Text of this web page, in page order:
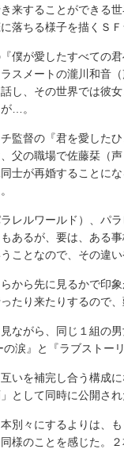
来することができる
落ちる様子を描くＳＦ
僕が愛したすべての
スメートの瀧川和音
し、その世界では彼
…。
監督の『君を愛した
、父の職場で佐藤栞（
士が再婚することに
レルワールド）、パ
あるが、要は、ある
ことなので、その違
から先に見るかで印
たり来たりするので
ながら、同じ１組の
涙』と『ラブストー
いを補完し合う構成
として同時に公開され
別々にするよりは、も
様のことを感じた。